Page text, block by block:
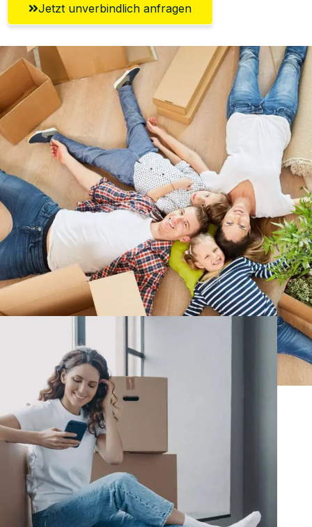
Jetzt unverbindlich anfragen